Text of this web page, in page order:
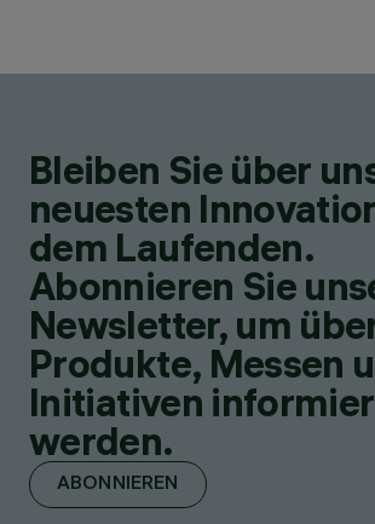
Bleiben Sie über
neuesten
dem Laufenden.
Abonnieren Sie
Newsletter, um
Produkte, Messen
Initiativen
werden.
ABONNIEREN